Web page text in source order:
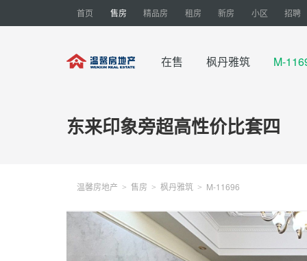
首页 售房 精品房 租房 新房 小区 招聘
在售 枫丹雅筑 M-
东来印象旁超高性价比套四
温馨房地产 > 售房 > 枫丹雅筑 > M-11696